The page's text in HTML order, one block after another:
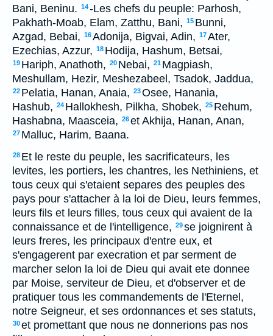
Bani, Beninu. 14-Les chefs du peuple: Parhosh,
Pakhath-Moab, Elam, Zatthu, Bani, 15 Bunni,
Azgad, Bebai, 16Adonija, Bigvai, Adin, 17Ater,
Ezechias, Azzur, 18 Hodija, Hashum, Betsai,
19 Hariph, Anathoth, 20 Nebai, 21 Magpiash,
Meshullam, Hezir, Meshezabeel, Tsadok, Jaddua,
22 Pelatia, Hanan, Anaia, 23Osee, Hanania,
Hashub, 24 Hallokhesh, Pilkha, Shobek, 25 Rehum,
Hashabna, Maasceia, 26et Akhija, Hanan, Anan,
27 Malluc, Harim, Baana.
28 Et le reste du peuple, les sacrificateurs, les
levites, les portiers, les chantres, les Nethiniens, et
tous ceux qui s'etaient separes des peuples des
pays pour s'attacher à la loi de Dieu, leurs femmes,
leurs fils et leurs filles, tous ceux qui avaient de la
connaissance et de l'intelligence, 29se joignirent à
leurs freres, les principaux d'entre eux, et
s'engagerent par execration et par serment de
marcher selon la loi de Dieu qui avait ete donnee
par Moise, serviteur de Dieu, et d'observer et de
pratiquer tous les commandements de l'Eternel,
notre Seigneur, et ses ordonnances et ses statuts,
30et promettant que nous ne donnerions pas nos